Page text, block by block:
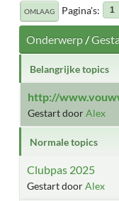
OMLAAG Pagina's 1
Onderwerp/
Belangrijke topics
http://
Gestart doorAlex
Normale topics
Clubpas 2025
Gestart doorAlex